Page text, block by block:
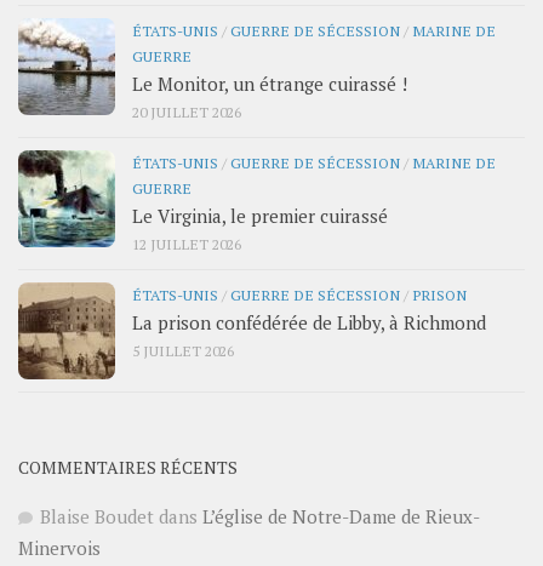
ÉTATS-UNIS /GUERRE DE SÉCESSION/ MARINE DE
GUERRE
Le Monitor, un étrange cuirassé !
20 JUILLET 2026
ÉTATS-UNIS /GUERRE DE SÉCESSION/ MARINE DE
GUERRE
Le Virginia, le premier cuirassé
12 JUILLET 2026
ÉTATS-UNIS /GUERRE DE SÉCESSION/ PRISON
La prison confédérée de Libby, à Richmond
5 JUILLET 2026
COMMENTAIRES RÉCENTS
Blaise Boudet dans L’église de Notre-Dame de Rieux-
Minervois